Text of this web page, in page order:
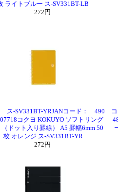
ライトブルー ス-SV331BT-LB
272円
ス-SV331BT-YRJANコード： 490
コクヨ KOKUYO ソフトリング
（ドット入り罫線） A5 罫幅6mm 50
枚 オレンジ ス-SV331BT-YR
272円